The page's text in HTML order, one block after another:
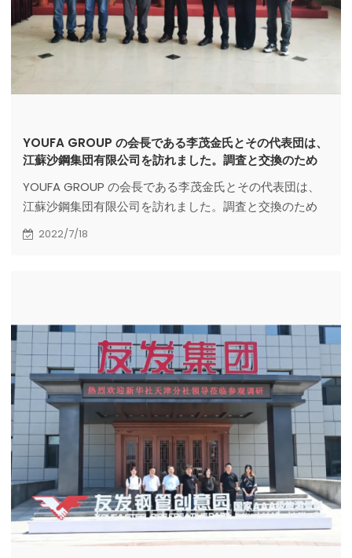
YOUFA GROUP の会長である李茂金氏とその代表団は、
江蘇沙鋼集団有限公司を訪れました。調査と交換のため
YOUFA GROUP の会長である李茂金氏とその代表団は、
江蘇沙鋼集団有限公司を訪れました。調査と交換のため
2022/7/18